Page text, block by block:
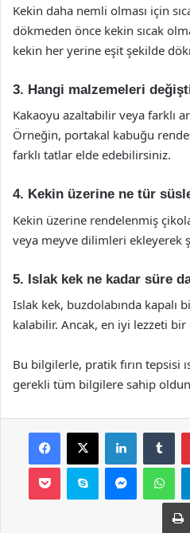
Kekin daha nemli olması için
dökmeden önce kekin sıcak
kekin her yerine eşit şekilde
3. Hangi malzemeleri
Kakaoyu azaltabilir veya farklı
Örneğin, portakal kabuğu
farklı tatlar elde edebilirsiniz.
4. Kekin üzerine ne tür
Kekin üzerine rendelenmiş
veya meyve dilimleri ekleyerek
5. Islak kek ne kadar süre
Islak kek, buzdolabında kapalı
kalabilir. Ancak, en iyi lezzeti
Bu bilgilerle, pratik fırın tepsisi
gerekli tüm bilgilere sahip
Facebook
X LinkedIn
Pocket Skype